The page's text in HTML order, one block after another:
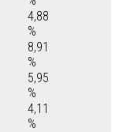
4,88
%
8,91
%
5,95
%
4,11
%